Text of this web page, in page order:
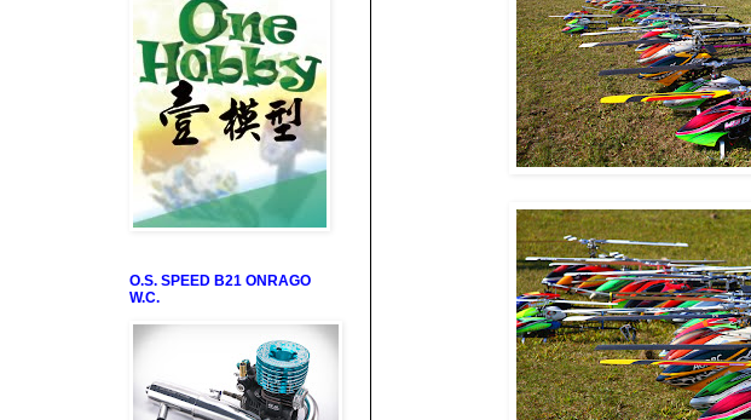
O.S. SPEED B21 ONRAGO
W.C.